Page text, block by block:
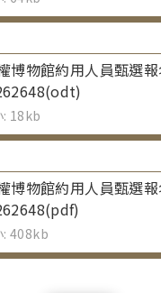
博物館約用人員甄選
: 18kb
博物館約用人員甄選
: 408kb